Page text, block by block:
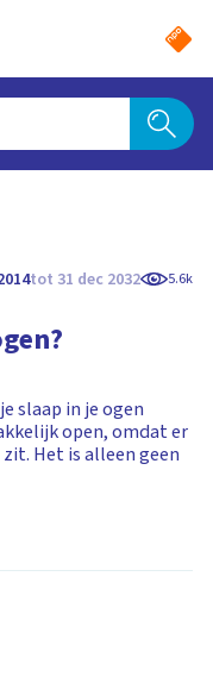
tot 31 dec 2032 5.6k
slaap in je ogen
open, omdat er
Het is alleen geen